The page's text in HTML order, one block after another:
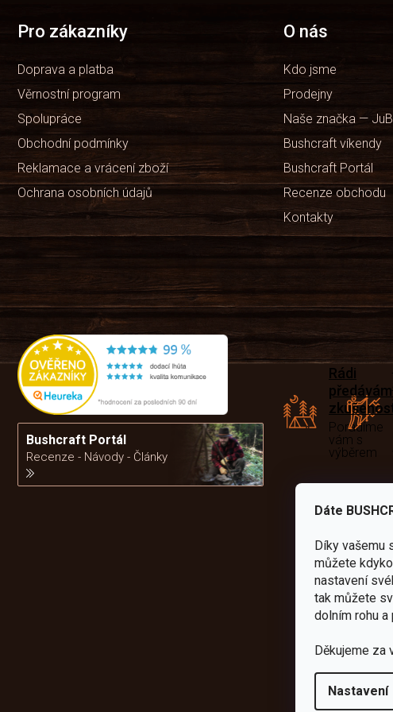
Dáte
Díky vašemu
můžete
nastavení
tak můžete
dolním rohu a
Děkujeme za
Nastavení
Pro zákazníky
Doprava a platba
Věrnostní program
Spolupráce
Obchodní podmínky
Reklamace a vrácení zboží
Ochrana osobních údajů
O nás
Kdo jsme
Prodejny
Naše značka —
Bushcraft víkendy
Bushcraft Portál
Recenze obchodu
Kontakty
Bushcraft Portál
Recenze - Návody - Články
Rádi
Poradíme
vám s
výběrem